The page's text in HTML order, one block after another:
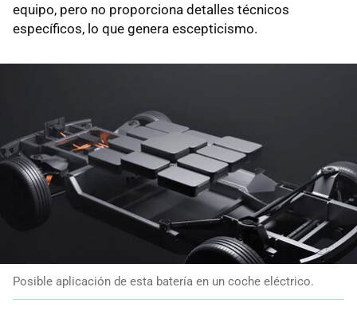
equipo, pero no proporciona detalles técnicos
específicos, lo que genera escepticismo.
Posible aplicación de esta batería en un coche eléctrico.